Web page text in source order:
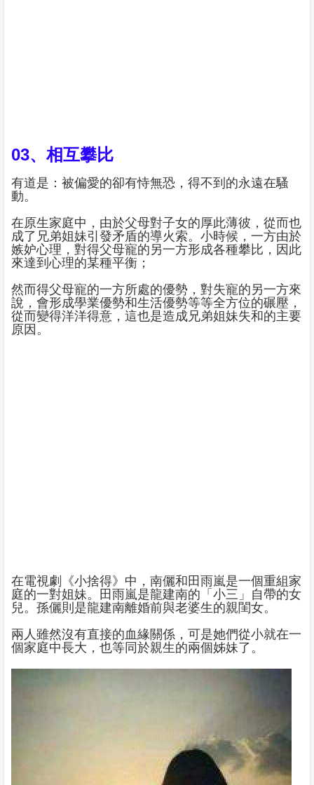
03、相互攀比
有道是：被偏愛的卻有恃無恐，得不到的永遠在騷
動。
在原生家庭中，由於父母對子女的厚此薄彼，從而也
成了兄弟姐妹引發矛盾的導火索。小時候，一方由於
嫉妒心理，對得父母寵的另一方形成各種攀比，因此
來達到心理的某種平衡；
然而得父母寵的一方所處的優勢，對失寵的另一方來
說，會形成學業優勢和生活優勢等等全方位的碾壓，
從而變得洋洋得意，這也是造成兄弟姐妹失和的主要
原因。
在電視劇《小捨得》中，南儷和田雨嵐是一個重組家
庭的一對姐妹。田雨嵐是龍建南的「小三」自帶的女
兒。孫儷則是龍建南離婚前與老婆生的親閨女。
兩人雖然沒有直接的血緣關係，可是她們從小就在一
個家庭中長大，也等同於親生的兩個姊妹了。